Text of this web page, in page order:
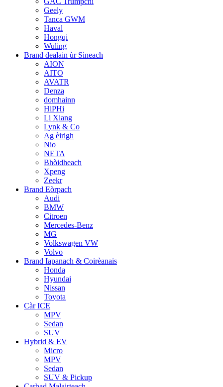
Geely
Tanca GWM
Haval
Hongqi
Wuling
Brand dealain ùr Sìneach
AION
AITO
AVATR
Denza
domhainn
HiPHi
Li Xiang
Lynk & Co
Ag èirigh
Nio
NETA
Bhòidheach
Xpeng
Zeekr
Brand Eòrpach
Audi
BMW
Citroen
Mercedes-Benz
MG
Volkswagen VW
Volvo
Brand Iapanach & Coirèanais
Honda
Hyundai
Nissan
Toyota
Càr ICE
MPV
Sedan
SUV
Hybrid & EV
Micro
MPV
Sedan
SUV & Pickup